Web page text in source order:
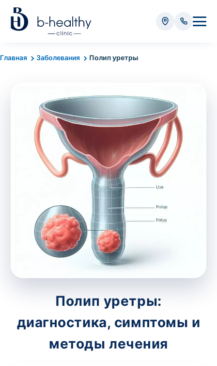
Главная Заболевания Полип уретры
Полип уретры:
диагностика, симптомы и
методы лечения
Анализы
Стоимость забора крови - 50 грн
Стоимость забора биоматериала (кроме
крови) – от 35 грн
Итого: 0 грн
Попередній запис на дослідження не
потрібний. Виняток становлять мазки та
зіскрібки. Взяття біоматеріалу для них
виконує лікар – необхідий
специалисту.